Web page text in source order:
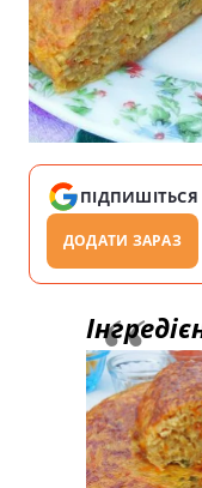
ПІДПИШІТЬСЯ
ДОДАТИ ЗАРАЗ